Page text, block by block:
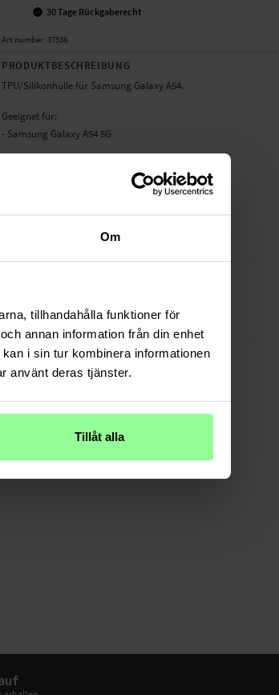
Om
tillhandahålla funktioner för
annan information från din enhet
i sin tur kombinera informationen
använt deras tjänster.
Tillåt alla
30 Tage Rückgaberecht
Art number: 37536
PRODUKTBESCHREIBUNG
TPU/Silikonhülle für Samsung Galaxy A54.
Geeignet für:
- Samsung Galaxy A54 5G
TPU/Silikonhülle, Handy
Material
TPU/Silikon